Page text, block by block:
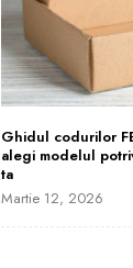
Ghidul codurilor
alegi modelul
ta
Martie 12, 2026